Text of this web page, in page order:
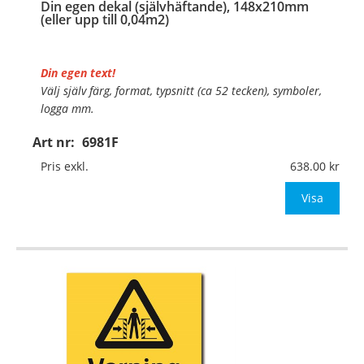
Din egen dekal (självhäftande), 148x210mm
(eller upp till 0,04m2)
Art nr: 6981F
Din egen text!
Välj själv färg, format, typsnitt (ca 52 tecken), symboler,
logga mm.
Material:Självhäftande folie
Mått:148x210mm (eller annat mått upp till 0,04m²)
Pris exkl. 638.00
Visa